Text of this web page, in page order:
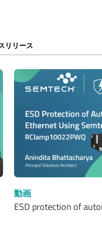
リリース
動画
ESD protection of